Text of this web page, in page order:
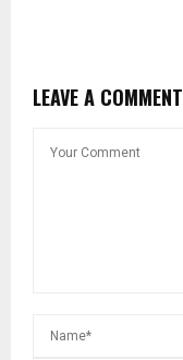
LEAVE A COMMENT